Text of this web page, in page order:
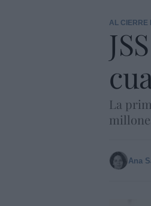
AL CIERRE
La
Ana